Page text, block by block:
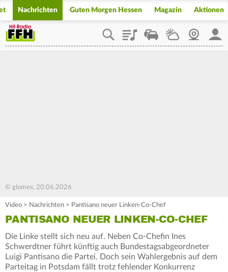
Nachrichten Guten Morgen Hessen Magazin Aktionen
PlaylistStaupilotWetterWebcam
© glomex, 20.06.2026
Video > Nachrichten > Pantisano neuer Linken-Co-Chef
PANTISANO NEUER LINKEN-CO-CHEF
Die Linke stellt sich neu auf. Neben Co-Chefin Ines
Schwerdtner führt künftig auch Bundestagsabgeordneter
Luigi Pantisano die Partei. Doch sein Wahlergebnis auf dem
Parteitag in Potsdam fällt trotz fehlender Konkurrenz